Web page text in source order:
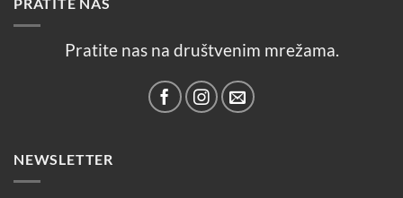
Pratite nas na društvenim mrežama.
NEWSLETTER